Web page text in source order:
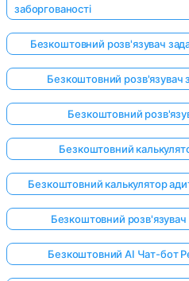
заборгованості
Безкоштовний розв'язувач
Безкоштовний розв'язувач
Безкоштовний
Безкоштовний
Безкоштовний калькулятор
Безкоштовний розв'язувач
Безкоштовний AI Чат-бот